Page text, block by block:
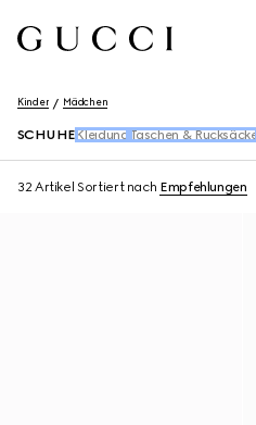
Kinder Mädchen
SCHUHE Kleidung Taschen & Rucksäcke
32 Artikel Sortiert nach Empfehlungen